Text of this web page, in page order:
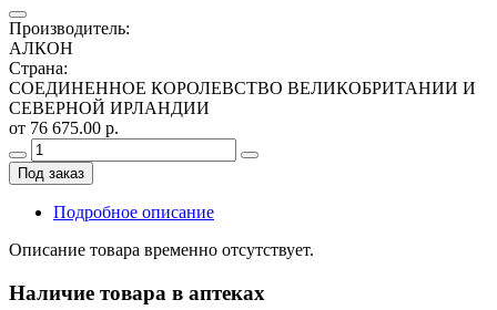
Производитель:
АЛКОН
Страна:
СОЕДИНЕННОЕ КОРОЛЕВСТВО ВЕЛИКОБРИТАНИИ И
СЕВЕРНОЙ ИРЛАНДИИ
от 76 675.00 р.
Под заказ
Подробное описание
Описание товара временно отсутствует.
Наличие товара в аптеках